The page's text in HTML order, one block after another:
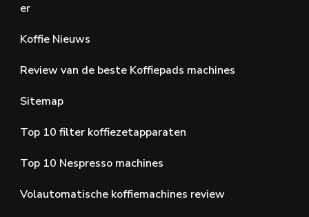
er
Koffie Nieuws
Review van de beste Koffiepads machines
Sitemap
Top 10 filter koffiezetapparaten
Top 10 Nespresso machines
Volautomatische koffiemachines review